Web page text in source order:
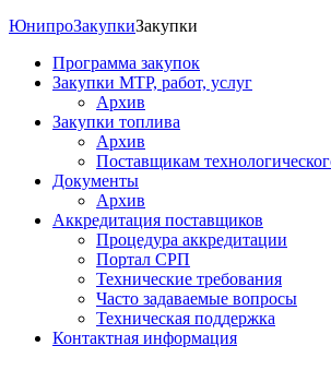
ЮнипроЗакупкиЗакупки
Программа закупок
Закупки МТР, работ, услуг
Архив
Закупки топлива
Архив
Поставщикам
Документы
Архив
Аккредитация поставщиков
Процедура аккредитации
Портал СРП
Технические требования
Часто задаваемые вопросы
Техническая поддержка
Контактная информация